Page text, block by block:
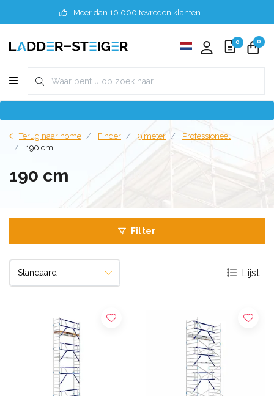
Meer dan 10.000 tevreden klanten
0 0
Terug naar home Finder 9 meter
Professioneel
190 cm
190 cm
Filter
Lijst